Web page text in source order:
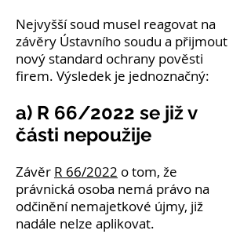
Nejvyšší soud musel reagovat na
závěry Ústavního soudu a přijmout
nový standard ochrany pověsti
firem. Výsledek je jednoznačný:
a) R 66/2022 se již v
části nepoužije
Závěr R 66/2022 o tom, že
právnická osoba nemá právo na
odčinění nemajetkové újmy, již
nadále nelze aplikovat.